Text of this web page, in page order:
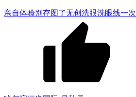
亲自体验别存图了无创洗眼洗眼线一次